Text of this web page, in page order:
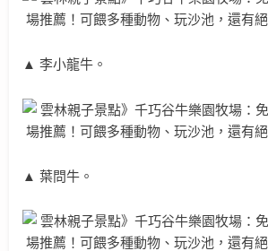
▲ 李小龍牛。
▲ 葉問牛。